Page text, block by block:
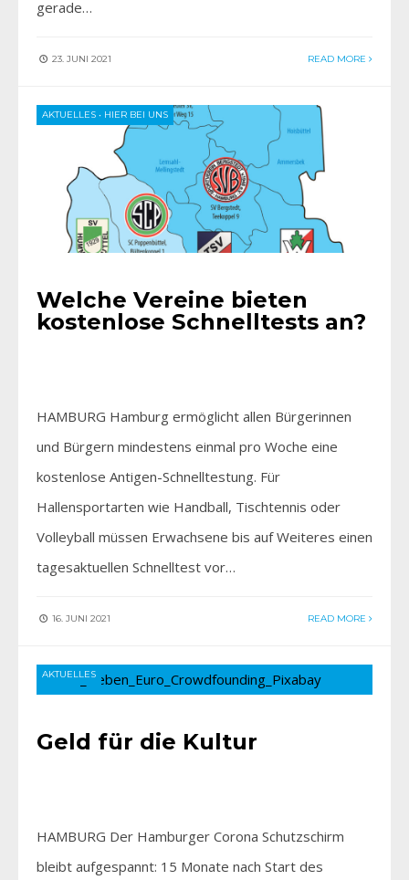
gerade…
23. JUNI 2021 READ MORE
AKTUELLES • HIER BEI UNS
Welche Vereine bieten
kostenlose Schnelltests an?
HAMBURG Hamburg ermöglicht allen Bürgerinnen
und Bürgern mindestens einmal pro Woche eine
kostenlose Antigen-Schnelltestung. Für
Hallensportarten wie Handball, Tischtennis oder
Volleyball müssen Erwachsene bis auf Weiteres einen
tagesaktuellen Schnelltest vor…
16. JUNI 2021 READ MORE
AKTUELLES
Geld für die Kultur
HAMBURG Der Hamburger Corona Schutzschirm
bleibt aufgespannt: 15 Monate nach Start des